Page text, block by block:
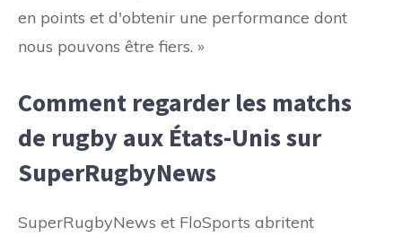
en points et d'obtenir une performance dont
nous pouvons être fiers. »
Comment regarder les matchs
de rugby aux États-Unis sur
SuperRugbyNews
SuperRugbyNews et FloSports abritent